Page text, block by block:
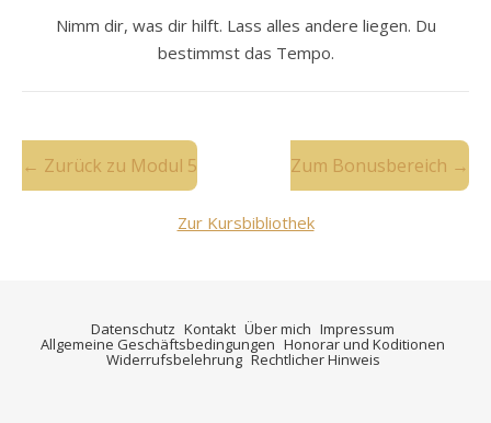
Nimm dir, was dir hilft. Lass alles andere liegen. Du
bestimmst das Tempo.
← Zurück zu Modul 5 Zum Bonusbereich →
Zur Kursbibliothek
Datenschutz Kontakt Über mich Impressum
Allgemeine Geschäftsbedingungen Honorar und Koditionen
Widerrufsbelehrung Rechtlicher Hinweis